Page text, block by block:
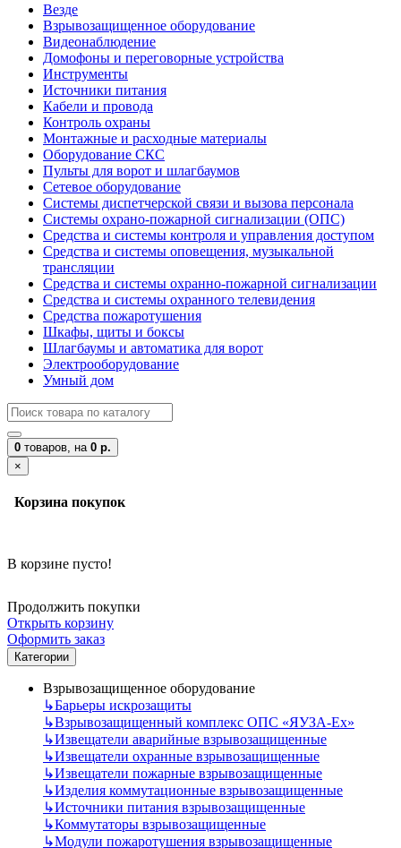
Везде
Взрывозащищенное оборудование
Видеонаблюдение
Домофоны и переговорные устройства
Инструменты
Источники питания
Кабели и провода
Контроль охраны
Монтажные и расходные материалы
Оборудование СКС
Пульты для ворот и шлагбаумов
Сетевое оборудование
Системы диспетчерской связи и вызова персонала
Системы охрано-пожарной сигнализации (ОПС)
Средства и системы контроля и управления доступом
Средства и системы оповещения, музыкальной
трансляции
Средства и системы охранно-пожарной сигнализации
Средства и системы охранного телевидения
Средства пожаротушения
Шкафы, щиты и боксы
Шлагбаумы и автоматика для ворот
Электрооборудование
Умный дом
0 товаров, на 0 р.
×
Корзина покупок
В корзине пусто!
Продолжить покупки
Открыть корзину
Оформить заказ
Категории
Взрывозащищенное оборудование
↳Барьеры искрозащиты
↳Взрывозащищенный комплекс ОПС «ЯУЗА-Ех»
↳Извещатели аварийные взрывозащищенные
↳Извещатели охранные взрывозащищенные
↳Извещатели пожарные взрывозащищенные
↳Изделия коммутационные взрывозащищенные
↳Источники питания взрывозащищенные
↳Коммутаторы взрывозащищенные
↳Модули пожаротушения взрывозащищенные